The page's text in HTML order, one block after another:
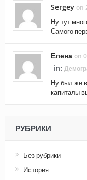
Sergey on
Ну тут
Самого
Елена on
in:
Ну был же
капиталы
РУБРИКИ
Без рубрики
История